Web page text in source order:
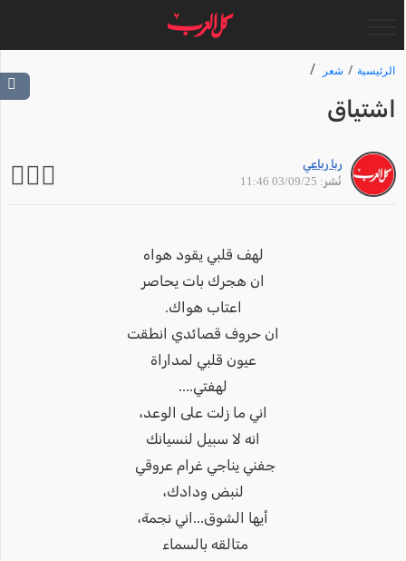
الرئيسية شعر
اشتياق
ربا رباعي
نُشر: 03/09/25 11:46
لهف قلبي يقود هواه
ان هجرك بات يحاصر
اعتاب هواك.
ان حروف قصائدي انطقت
عيون قلبي لمداراة
لهفتي....
اني ما زلت على الوعد،
انه لا سبيل لنسيانك
جفني يناجي غرام عروقي
لنبض ودادك،
أيها الشوق...اني نجمة،
متالقه بالسماء